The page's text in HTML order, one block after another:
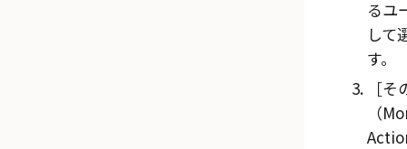
るユ
して
す。
そ
（